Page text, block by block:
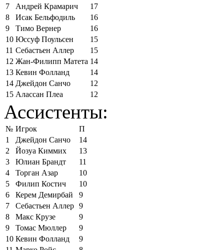
7
Андрей Крамарич
17
8
Исак Бельфодиль
16
9
Тимо Вернер
16
10 Юссуф Поульсен
15
11 Себастьен Аллер
15
12 Жан-Филипп Матета 14
13 Кевин Фолланд
14
14 Джейдон Санчо
12
15 Алассан Плеа 12
Ассистенты:
№ Игрок
П
1
Джейдон Санчо
14
2
Йозуа Киммих
13
3
Юлиан Брандт
11
4
Торган Азар
10
5
Филип Костич
10
6
Керем Демирбай
9
7
Себастьен Аллер 9
8
Макс Крузе
9
9
Томас Мюллер
9
10 Кевин Фолланд
9